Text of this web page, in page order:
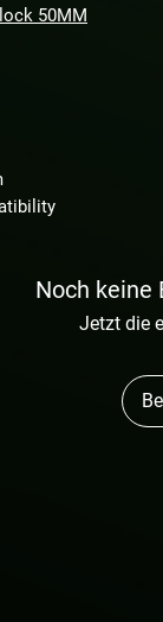
50MM
Noch keine
Jetzt die